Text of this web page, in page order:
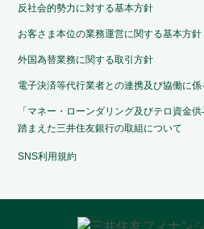
反社会的勢力に対する基本方針
お客さま本位の業務運営に関する基本方針
外国為替業務に関する取引方針
電子決済等代行業者との連携及び協働に係
「マネー・ローンダリング及びテロ資金
踏まえた三井住友銀行の取組について
SNS利用規約